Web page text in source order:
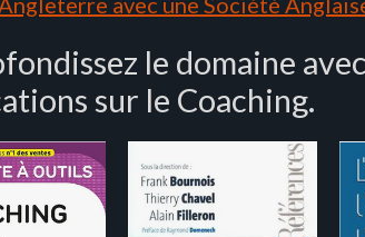
le domaine
sur le Coaching.